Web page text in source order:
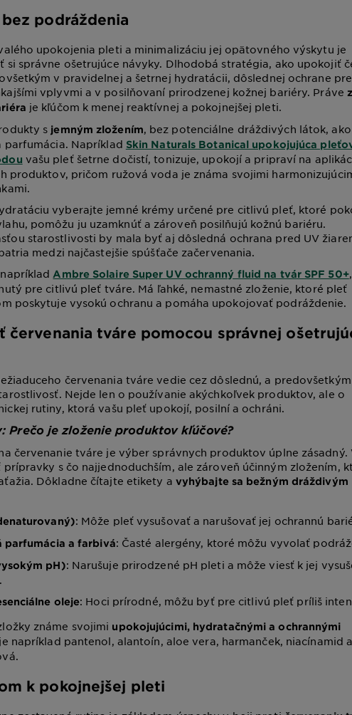
podráždenia
upokojenia pleti a minimalizáciu jej opätovného výskytu je
si správne ošetrujúce návyky. Dlhodobá stratégia, ako upokojiť
v pravidelnej a šetrnej hydratácii, dôslednej ochrane
vplyvmi a v posilňovaní prirodzenej kožnej bariéry. Práve
je kľúčom k menej reaktívnej a pokojnejšej pleti.
s jemným zložením, bez potenciálne dráždivých látok,
parfumácia. Napríklad Skin Naturals Botanical upokojujúca
vašu pleť šetrne dočistí, tonizuje, upokojí a pripraví na
produktov, pričom ružová voda je známa svojimi
vyberajte jemné krémy určené pre citlivú pleť, ktoré
pomôžu ju uzamknúť a zároveň posilňujú kožnú bariéru.
starostlivosti by mala byť aj dôsledná ochrana pred UV
medzi najčastejšie spúšťače začervenania.
Ambre Solaire Super UV ochranný fluid na tvár SPF 50+
pre citlivú pleť tváre. Má ľahké, nemastné zloženie, ktoré pleť
poskytuje vysokú ochranu a pomáha upokojovať podráždenie.
červenania tváre pomocou správnej
červenania tváre vedie cez dôslednú, a predovšetkým
Nejde len o používanie akýchkoľvek produktov, ale o
rutiny, ktorá vašu pleť upokojí, posilní a ochráni.
Prečo je zloženie produktov kľúčové?
červenanie tváre je výber správnych produktov úplne zásadný.
s čo najjednoduchším, ale zároveň účinným zložením,
Dôkladne čítajte etikety a vyhýbajte sa bežným dráždivým
: Môže pleť vysušovať a narušovať jej ochrannú
parfumácia a farbivá: Časté alergény, ktoré môžu vyvolať
pH): Narušuje prirodzené pH pleti a môže viesť k jej
oleje: Hoci prírodné, môžu byť pre citlivú pleť príliš
známe svojimi upokojujúcimi, hydratačnými a ochrannými
napríklad pantenol, alantoín, aloe vera, harmanček, niacínamid
k pokojnejšej pleti